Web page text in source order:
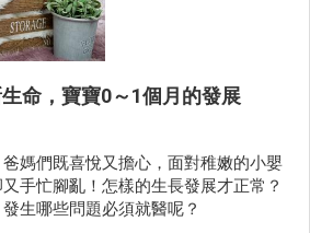
命，寶寶0～1個月的發展
媽們既喜悅又擔心，面對稚嫩的小嬰
手忙腳亂！怎樣的生長發展才正常？
生哪些問題必須就醫呢？